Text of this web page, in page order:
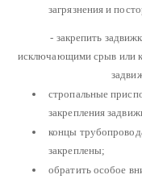
загрязнения и
- закрепить
исключающими срыв или
стропальные
закрепления
концы
закреплены;
обратить особое